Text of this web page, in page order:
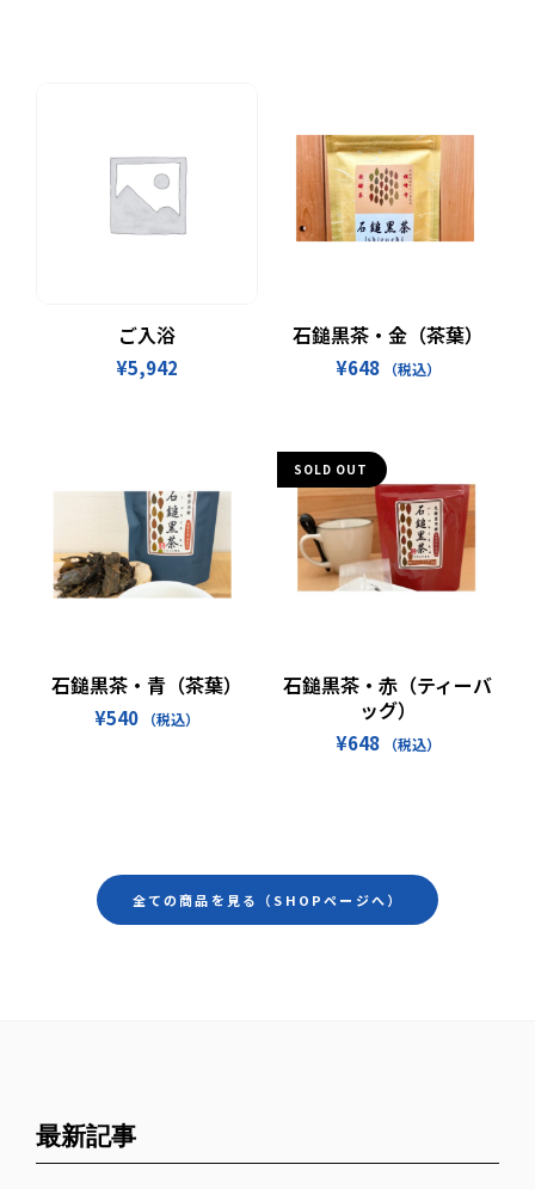
お買い物カゴに追加
ご入浴
¥5,942
続きを読む
石鎚黒茶・金（茶葉）
¥648 （税込）
お買い物カゴに追加
石鎚黒茶・青（茶葉）
¥540 （税込）
SOLD OUT
続きを読む
石鎚黒茶・赤（ティーバ
ッグ）
¥648 （税込）
全ての商品を見る（SHOPページへ）
最新記事